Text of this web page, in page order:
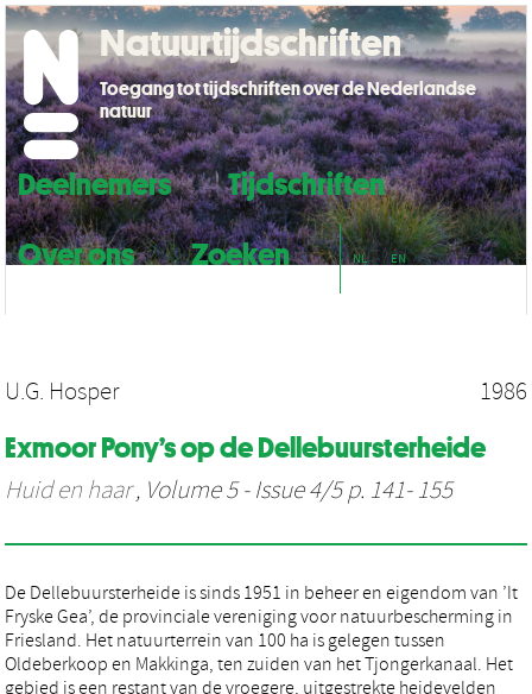
Deelnemers
Tijdschriften
Over ons
Zoeken NL EN
Natuurtijdschriften
Toegang tot tijdschriften over de Nederlandse
natuur
U.G. Hosper 1986
Exmoor Pony’s op de Dellebuursterheide
Huid en haar, Volume 5 - Issue 4/5 p. 141- 155
De Dellebuursterheide is sinds 1951 in beheer en eigendom van ’It
Fryske Gea’, de provinciale vereniging voor natuurbescherming in
Friesland. Het natuurterrein van 100 ha is gelegen tussen
Oldeberkoop en Makkinga, ten zuiden van het Tjongerkanaal. Het
gebied is een restant van de vroegere, uitgestrekte heidevelden